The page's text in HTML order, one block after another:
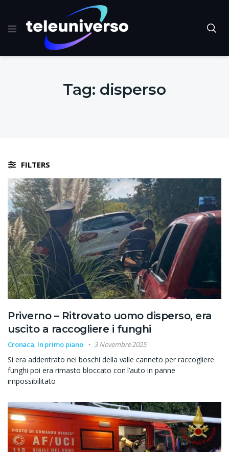
Tag: disperso
FILTERS
Priverno – Ritrovato uomo disperso, era
uscito a raccogliere i funghi
Cronaca, In primo piano 3 Novembre 2025
Si era addentrato nei boschi della valle canneto per raccogliere
funghi poi era rimasto bloccato con l’auto in panne
impossibilitato